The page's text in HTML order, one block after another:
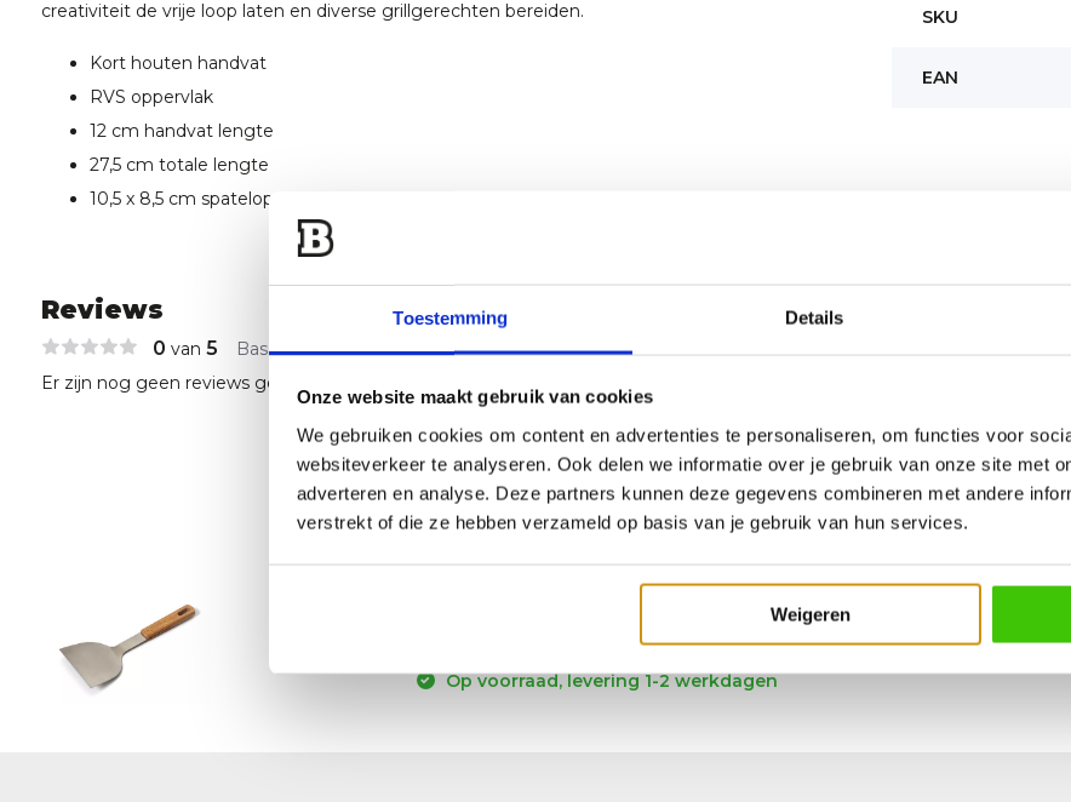
Toestemming Details
Onze website maakt gebruik van cookies
We gebruiken cookies om content en advertenties te personaliseren, om functies voor
websiteverkeer te analyseren. Ook delen we informatie over je gebruik van onze site met
adverteren en analyse. Deze partners kunnen deze gegevens combineren met andere
verstrekt of die ze hebben verzameld op basis van je gebruik van hun services.
Weigeren
creativiteit de vrije loop laten en diverse grillgerechten bereiden.
Kort houten handvat
RVS oppervlak
12 cm handvat lengte
27,5 cm totale lengte
10,5 x 8,5 cm spateloppervlak
SKU
EAN
Reviews
0 van 5 Based on 0 reviews
Er zijn nog geen reviews geschreven over dit product..
Enders Barbecue spatel, Hamburger
Op voorraad, levering 1-2 werkdagen